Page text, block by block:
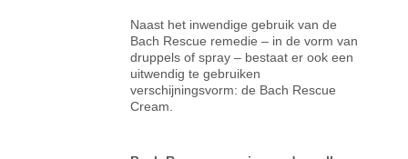
Naast het inwendige gebruik van de
Bach Rescue remedie – in de vorm van
druppels of spray – bestaat er ook een
uitwendig te gebruiken
verschijningsvorm: de Bach Rescue
Cream.